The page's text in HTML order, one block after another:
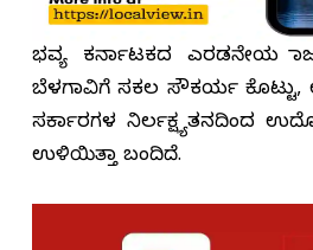
ಭವ್ಯ ಕರ್ನಾಟಕದ ಎರಡನೇಯ
ಬೆಳಗಾವಿಗೆ ಸಕಲ ಸೌಕರ್ಯ ಕೊಟ್ಟು,
ಸರ್ಕಾರಗಳ ನಿರ್ಲಕ್ಷ್ಯತನದಿಂದ
ಉಳಿಯಿತ್ತಾ ಬಂದಿದೆ.